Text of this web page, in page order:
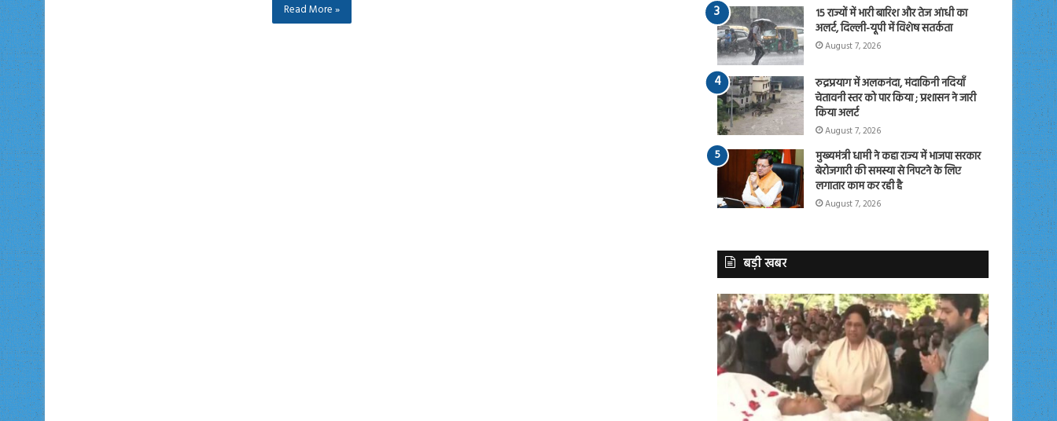
Read More »
15 राज्यों में भारी बारिश और तेज आंधी का
अलर्ट, दिल्ली-यूपी में विशेष सतर्कता
August 7, 2026
रुद्रप्रयाग में अलकनंदा, मंदाकिनी नदियाँ
चेतावनी स्तर को पार किया ; प्रशासन ने जारी
किया अलर्ट
August 7, 2026
मुख्यमंत्री धामी ने कहा राज्य में भाजपा सरकार
बेरोजगारी की समस्या से निपटने के लिए
लगातार काम कर रही है
August 7, 2026
बड़ी खबर